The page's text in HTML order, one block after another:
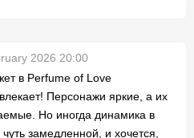
2026 20:00
в Perfume of Love
Персонажи яркие, а их
Но иногда динамика в
замедленной, и хочется,